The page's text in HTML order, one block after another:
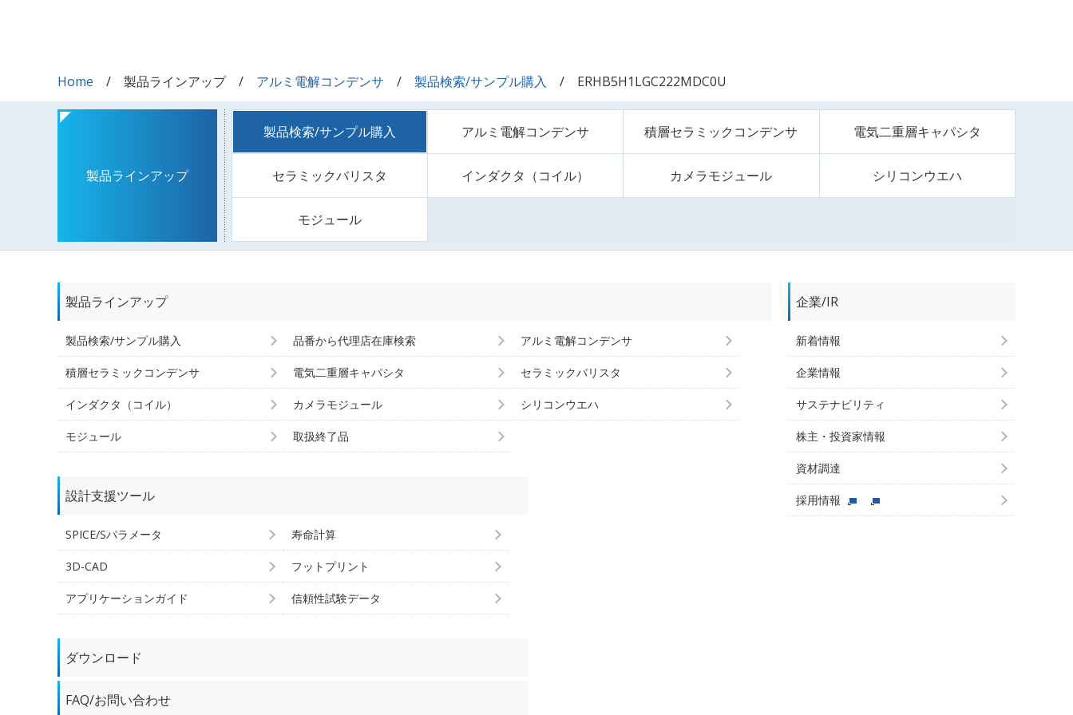
Home 製品ラインアップ アルミ電解コンデンサ 製品検索/サンプル購入 ERHB5H1LGC222MDC0U
製品ラインアップ
製品検索/サンプル購入 アルミ電解コンデンサ 積層セラミックコンデンサ 電気二重層キャパシタ
セラミックバリスタ インダクタ（コイル） カメラモジュール シリコンウエハ
モジュール
製品ラインアップ
製品検索/サンプル購入 品番から代理店在庫検索 アルミ電解コンデンサ
積層セラミックコンデンサ 電気二重層キャパシタ セラミックバリスタ
インダクタ（コイル） カメラモジュール シリコンウエハ
モジュール 取扱終了品
設計支援ツール
SPICE/Sパラメータ 寿命計算
3D-CAD フットプリント
アプリケーションガイド 信頼性試験データ
ダウンロード
FAQ/お問い合わせ
企業/IR
新着情報
企業情報
サステナビリティ
株主・投資家情報
資材調達
採用情報